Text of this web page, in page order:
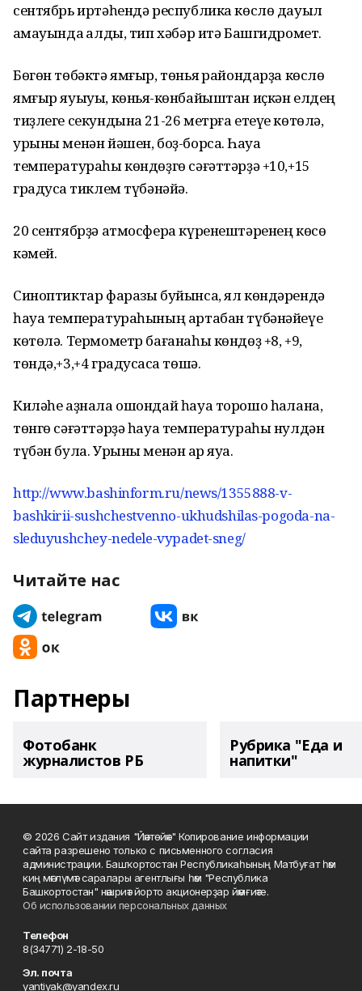
сентябрь иртәһендә республика көслө дауыл
ҡамауында ҡалды, тип хәбәр итә Башгидромет.
Бөгөн төбәктә ямғыр, төньяҡ райондарҙа көслө
ямғыр яуыуы, көньяҡ-көнбайыштан иҫкән елдең
тиҙлеге секундына 21-26 метрға етеүе көтөлә,
урыны менән йәшен, боҙ-борсаҡ. Һауа
температураһы көндөҙгө сәғәттәрҙә +10,+15
градусҡа тиклем түбәнәйә.
20 сентябрҙә атмосфера күренештәренең көсө
кәмей.
Синоптиктар фаразы буйынса, ял көндәрендә
һауа температураһының артабан түбәнәйеүе
көтөлә. Термометр бағанаһы көндөҙ +8, +9,
төндә,+3,+4 градусҡаса төшә.
Киләһе аҙнала ошондай һауа торошо һаҡлана,
төнгө сәғәттәрҙә һауа температураһы нулдән
түбән була. Урыны менән ҡар яуа.
http://www.bashinform.ru/news/1355888-v-
bashkirii-sushchestvenno-ukhudshilas-pogoda-na-
sleduyushchey-nedele-vypadet-sneg/
Читайте нас
Партнеры
Фотобанк
журналистов РБ
Рубрика "Еда и
напитки"
© 2026 Сайт издания "Йәнтөйәк" Копирование информации
сайта разрешено только с письменного согласия
администрации. Башҡортостан Республикаһының Матбуғат һәм
киң мәғлүмәт саралары агентлығы һәм "Республика
Башкортостан" нәшриәт йорто акционерҙар йәмғиәте.
Об использовании персональных данных
Телефон
8(34771) 2-18-50
Эл. почта
yantiyak@yandex.ru